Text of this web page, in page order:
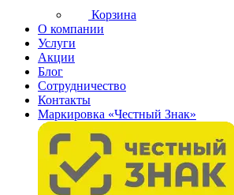
Корзина
О компании
Услуги
Акции
Блог
Сотрудничество
Контакты
Маркировка «Честный Знак»